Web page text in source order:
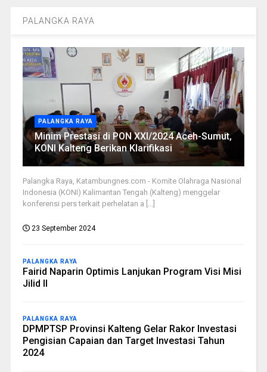
PALANGKA RAYA
PALANGKA RAYA
Minim Prestasi di PON XXI/2024 Aceh-Sumut,
KONI Kalteng Berikan Klarifikasi
Palangka Raya, Katambungnes.com - Komite Olahraga Nasional
Indonesia (KONI) Kalimantan Tengah (Kalteng) menggelar
konferensi pers terkait perhelatan a [...]
23 September 2024
PALANGKA RAYA
Fairid Naparin Optimis Lanjukan Program Visi Misi
Jilid II
PALANGKA RAYA
DPMPTSP Provinsi Kalteng Gelar Rakor Investasi
Pengisian Capaian dan Target Investasi Tahun
2024